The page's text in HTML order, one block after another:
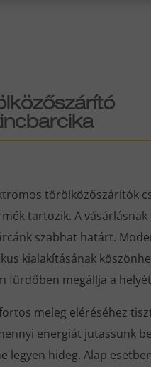
törölközőszárítók
tartozik. A vásárlásnak
szabhat határt.
kialakításának
fürdőben megállja a
meleg eléréséhez
energiát jutassunk
legyen hideg. Alap